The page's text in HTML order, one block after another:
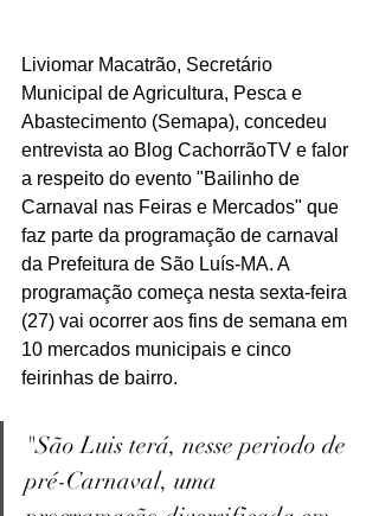
Liviomar Macatrão, Secretário
Municipal de Agricultura, Pesca e
Abastecimento (Semapa), concedeu
entrevista ao Blog CachorrãoTV e falor
a respeito do evento "Bailinho de
Carnaval nas Feiras e Mercados" que
faz parte da programação de carnaval
da Prefeitura de São Luís-MA. A
programação começa nesta sexta-feira
(27) vai ocorrer aos fins de semana em
10 mercados municipais e cinco
feirinhas de bairro.
"São Luis terá, nesse periodo de
pré-Carnaval, uma